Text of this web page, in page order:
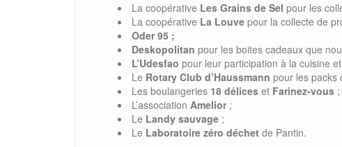
La coopérative Les Grains de Sel pour les
La coopérative La Louve pour la collecte de
Oder 95 ;
Deskopolitan pour les boites cadeaux que
L’Udesfao pour leur participation à la cuisine
Le Rotary Club d’Haussmann pour les packs
Les boulangeries 18 déliceset Farinez-vous;
L’association Amelior ;
Le Landy sauvage;
Le Laboratoire zéro déchet de Pantin.